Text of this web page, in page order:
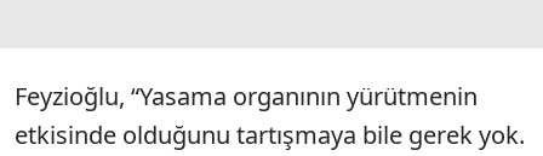
Feyzioğlu, “Yasama organının yürütmenin
etkisinde olduğunu tartışmaya bile gerek yok.